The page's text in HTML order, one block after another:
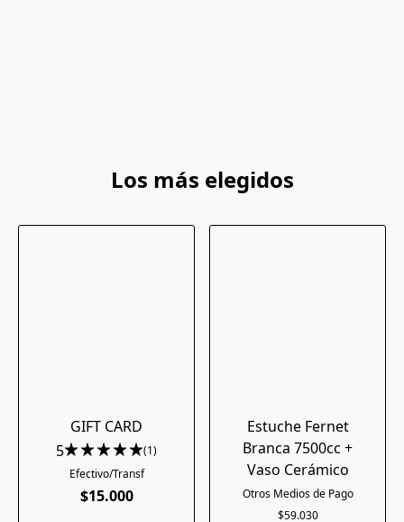
Los más elegidos
GIFT CARD
5
(1)
$15.000
Estuche Fernet
Branca 7500cc +
Vaso Cerámico
$59.030